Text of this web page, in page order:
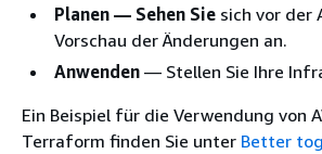
Planen — Sehen Sie sich vor der
Vorschau der Änderungen an.
Anwenden — Stellen Sie Ihre
Ein Beispiel für die Verwendung von
Terraform finden Sie unter Better